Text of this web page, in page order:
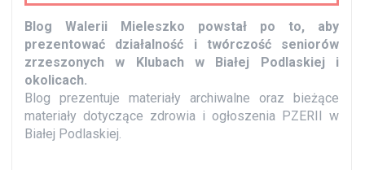
Blog Walerii Mieleszko powstał po to, aby
prezentować działalność i twórczość seniorów
zrzeszonych w Klubach w Białej Podlaskiej i
okolicach.
Blog prezentuje materiały archiwalne oraz bieżące
materiały dotyczące zdrowia i ogłoszenia PZERII w
Białej Podlaskiej.